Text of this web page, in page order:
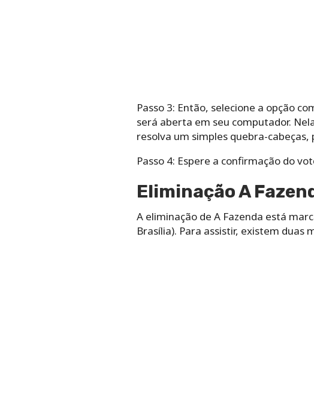
Passo 3: Então, selecione a opção
será aberta em seu computador.
resolva um simples quebra-
Passo 4: Espere a confirmação do
Eliminação A
A eliminação de A Fazenda está
Brasília). Para assistir, existem duas